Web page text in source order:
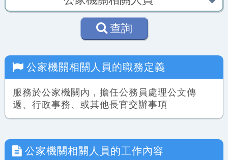
查詢
公家機關相關人員 的職務定義
服務於公家機關內，擔任公務員處理公文傳
遞、行政事務、或其他長官交辦事項
公家機關相關人員 的工作內容